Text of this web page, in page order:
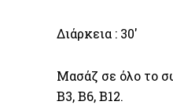
Διάρκεια : 30′
Μασάζ σε όλο το
B3, B6, B12.